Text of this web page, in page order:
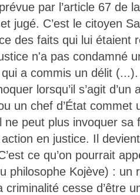
par l’article 67 de
jugé. C’est le citoyen
des faits qui lui étaient
n'a pas condamné
a commis un délit (...).
lorsqu’il s’agit
un chef d’État commet
peut plus invoquer sa
en justice. Il
ce qu’on pourrait
philosophe Kojève) : un
cesse d’être